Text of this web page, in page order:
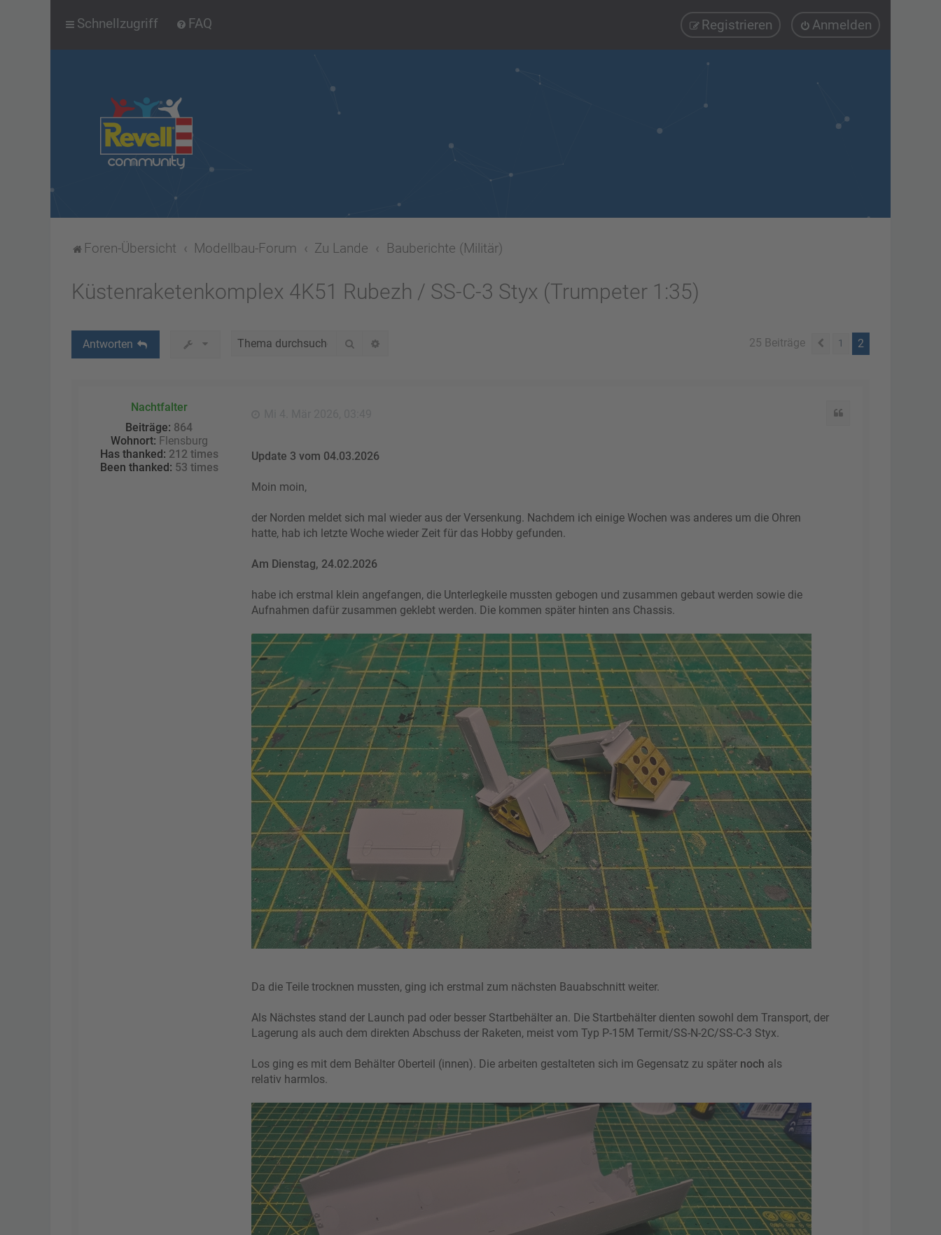
Schnellzugriff FAQ Anmelden
Registrieren
Foren-Übersicht Modellbau-Forum Zu Lande Bauberichte (Militär)
Küstenraketenkomplex 4K51 Rubezh / SS-C-3 Styx (Trumpeter 1:35)
Antworten Suche 25 Beiträge Vorherige
1 2
Nachtfalter
Beiträge: 864
Wohnort: Flensburg
Has thanked: 212 times
Been thanked: 53 times
Update 3 vom 04.03.2026
Moin moin,
der Norden meldet sich mal wieder aus der Versenkung. Nachdem ich einige Wochen was anderes um die Ohren
hatte, hab ich letzte Woche wieder Zeit für das Hobby gefunden.
Am Dienstag, 24.02.2026
habe ich erstmal klein angefangen, die Unterlegkeile mussten gebogen und zusammen gebaut werden sowie die
Aufnahmen dafür zusammen geklebt werden. Die kommen später hinten ans Chassis.
Da die Teile trocknen mussten, ging ich erstmal zum nächsten Bauabschnitt weiter.
Als Nächstes stand der Launch pad oder besser Startbehälter an. Die Startbehälter dienten sowohl dem Transport, der
Lagerung als auch dem direkten Abschuss der Raketen, meist vom Typ P-15M Termit/SS-N-2C/SS-C-3 Styx.
Los ging es mit dem Behälter Oberteil (innen). Die arbeiten gestalteten sich im Gegensatz zu später noch als
relativ harmlos.